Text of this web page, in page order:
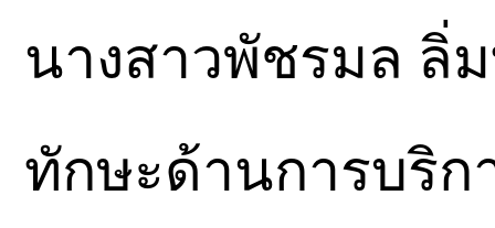
นางสาวพัชรมล ลิ่
ทักษะด้านการบริก